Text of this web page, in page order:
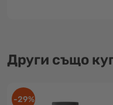
Други също
-29%